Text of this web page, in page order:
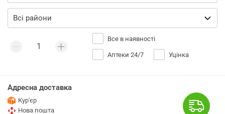
Все в наявності
Аптеки 24/7 Уцінка
Адресна доставка
Кур'єр
Нова пошта